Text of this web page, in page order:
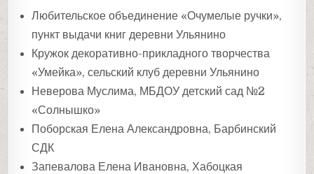
Любительское объединение «Очумелые ручки»,
пункт выдачи книг деревни Ульянино
Кружок декоративно-прикладного творчества
«Умейка», сельский клуб деревни Ульянино
Неверова Муслима, МБДОУ детский сад №2
«Солнышко»
Поборская Елена Александровна, Барбинский
СДК
Запевалова Елена Ивановна, Хабоцкая